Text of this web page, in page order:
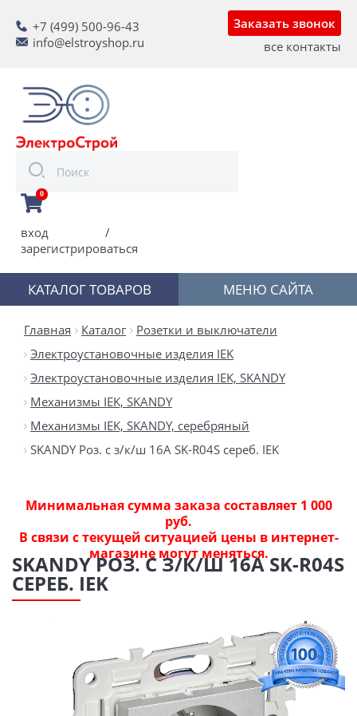
+7 (499) 500-96-43
info@elstroyshop.ru
Заказать звонок
все контакты
0
вход
/
зарегистрироваться
КАТАЛОГ ТОВАРОВ МЕНЮ САЙТА
Главная Каталог
Розетки и выключатели
Электроустановочные изделия IEK
Электроустановочные изделия IEK, SKANDY
Механизмы IEK, SKANDY
Механизмы IEK, SKANDY, серебряный
SKANDY Роз. с з/к/ш 16А SK-R04S сереб. IEK
Минимальная сумма заказа составляет 1 000
руб.
В связи с текущей ситуацией цены в интернет-
магазине могут меняться.
SKANDY РОЗ. С З/К/Ш 16А SK-R04S
СЕРЕБ. IEK